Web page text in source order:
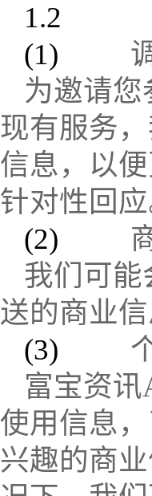
1.2
(1)
为邀请
现有服务
信息，以
针对性回应
(2)
我们可能
送的商业
(3)
富宝资讯
使用信息
兴趣的商